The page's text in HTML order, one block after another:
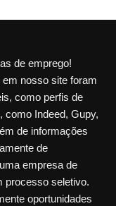
de emprego!
nosso site foram
como perfis de
como Indeed, Gupy,
de informações
de
empresa de
processo seletivo.
oportunidades